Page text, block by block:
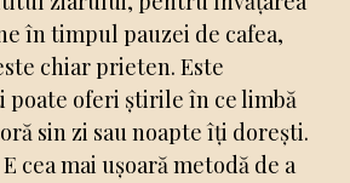
în timpul pauzei de cafea,
chiar prieten. Este
poate oferi știrile în ce limbă
sin zi sau noapte îți dorești.
cea mai ușoară metodă de a